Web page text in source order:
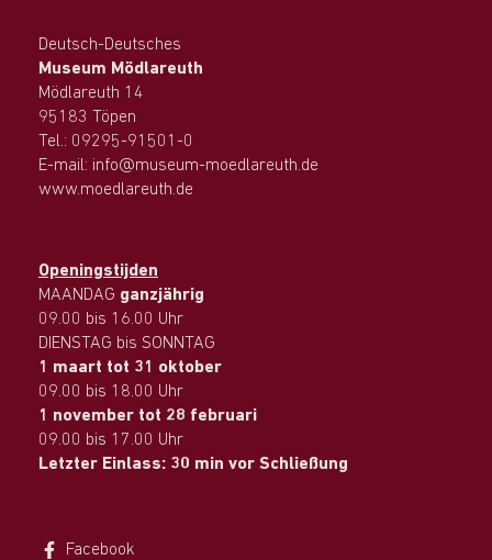
Deutsch-Deutsches
Museum Mödlareuth
Mödlareuth 14
95183 Töpen
Tel.: 09295-91501-0
E-mail: info@museum-moedlareuth.de
www.moedlareuth.de
Openingstijden
MAANDAG ganzjährig
09.00 bis 16.00 Uhr
DIENSTAG bis SONNTAG
1 maart tot 31 oktober
09.00 bis 18.00 Uhr
1 november tot 28 februari
09.00 bis 17.00 Uhr
Letzter Einlass: 30 min vor Schließung
Facebook